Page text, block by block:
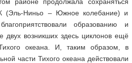
(Эль-Ниньо – Южное колебание) и
образованию и
возникших здесь циклонов ещё
океана. И, таким образом, в
части Тихого океана действовали